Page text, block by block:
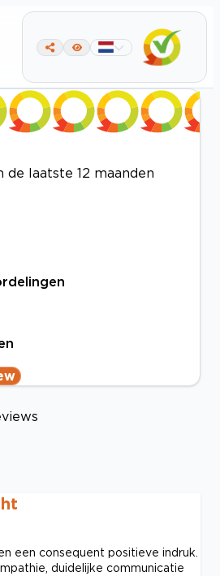
de laatste 12 maanden
een consequent positieve indruk.
duidelijke communicatie